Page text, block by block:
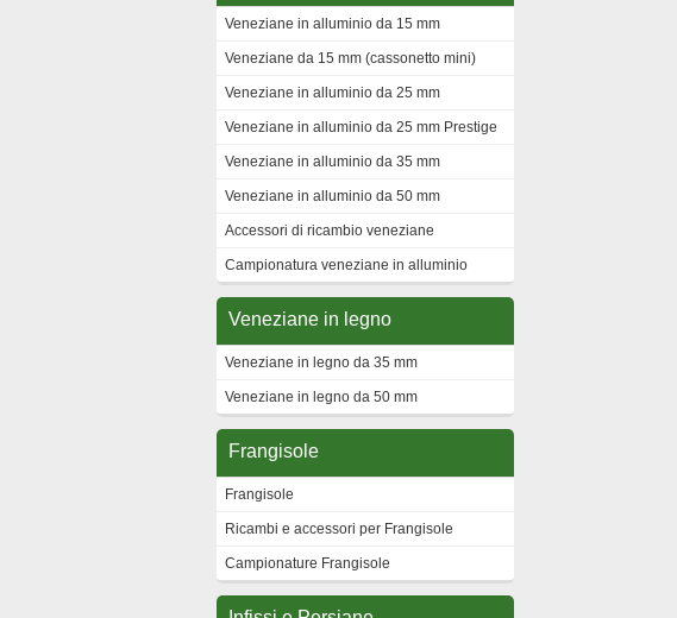
Veneziane in alluminio da 15 mm
Veneziane da 15 mm (cassonetto mini)
Veneziane in alluminio da 25 mm
Veneziane in alluminio da 25 mm Prestige
Veneziane in alluminio da 35 mm
Veneziane in alluminio da 50 mm
Accessori di ricambio veneziane
Campionatura veneziane in alluminio
Veneziane in legno
Veneziane in legno da 35 mm
Veneziane in legno da 50 mm
Frangisole
Frangisole
Ricambi e accessori per Frangisole
Campionature Frangisole